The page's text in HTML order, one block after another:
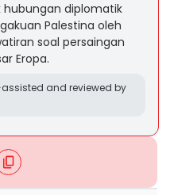
hubungan diplomatik
Palestina oleh
soal persaingan
Eropa.
and reviewed by